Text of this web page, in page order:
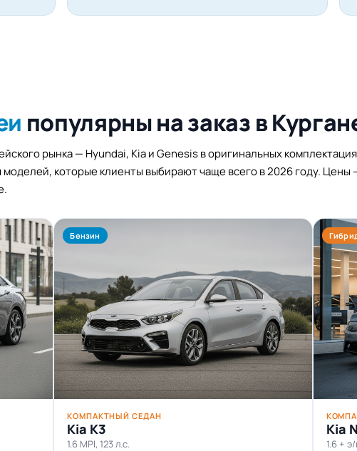
популярны на заказ в
рынка — Hyundai, Kia и Genesis в оригинальных
которые клиенты выбирают чаще всего в 2026 году. Цены
Бензин
КОМПАКТНЫЙ СЕДАН
Kia K3
1.6 MPI, 123 л.с.
Kia
1.6 +